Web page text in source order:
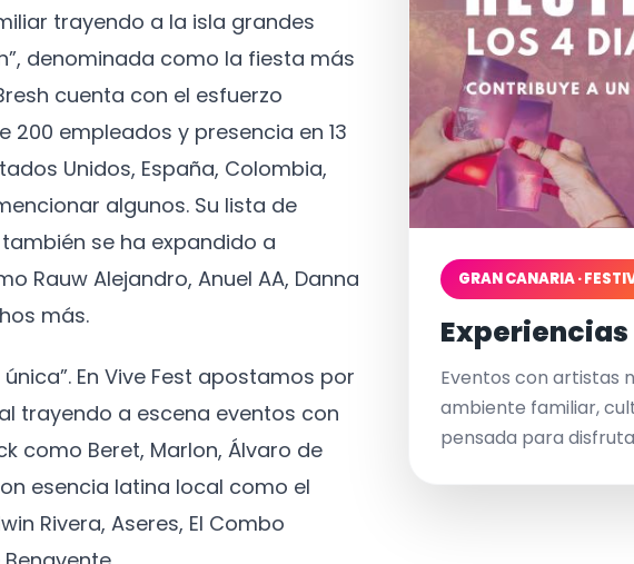
trayendo a la isla grandes
denominada como la fiesta más
cuenta con el esfuerzo
200 empleados y presencia en 13
Unidos, España, Colombia,
algunos. Su lista de
se ha expandido a
Rauw Alejandro, Anuel AA, Danna
más.
En Vive Fest apostamos por
trayendo a escena eventos con
como Beret, Marlon, Álvaro de
esencia latina local como el
Rivera, Aseres, El Combo
GRAN CANARIA ·
Eventos con artistas
ambiente familiar,
pensada para